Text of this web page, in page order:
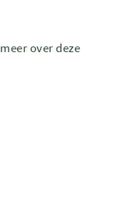
meer over deze